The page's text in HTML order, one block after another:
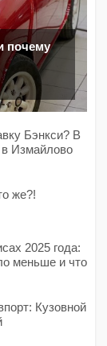
почему
Бэнкси? В
Измайлово
же?!
2025 года:
меньше и что
Кузовной